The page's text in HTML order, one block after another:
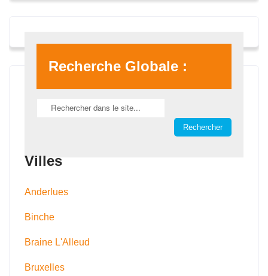
Recherche Globale :
Villes
Anderlues
Binche
Braine L'Alleud
Bruxelles